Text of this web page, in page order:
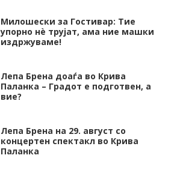
Милошески за Гостивар: Тие
упорно нѐ трујат, ама ние машки
издржуваме!
Лепа Брена доаѓа во Крива
Паланка – Градот е подготвен, а
вие?
Лепа Брена на 29. август со
концертен спектакл во Крива
Паланка